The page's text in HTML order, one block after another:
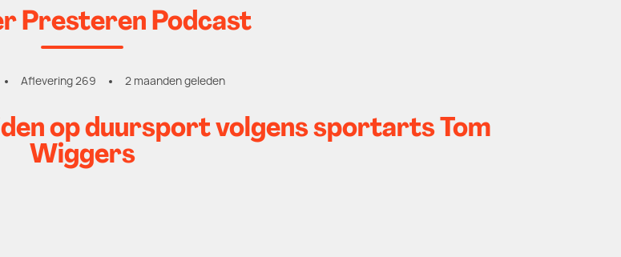
Presteren Podcast
Aflevering 269 2 maanden geleden
op duursport volgens sportarts Tom
Wiggers